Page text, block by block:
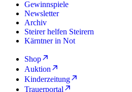
Gewinnspiele
Newsletter
Archiv
Steirer helfen Steirern
Kärntner in Not
Shop
Auktion
Kinderzeitung
Trauerportal